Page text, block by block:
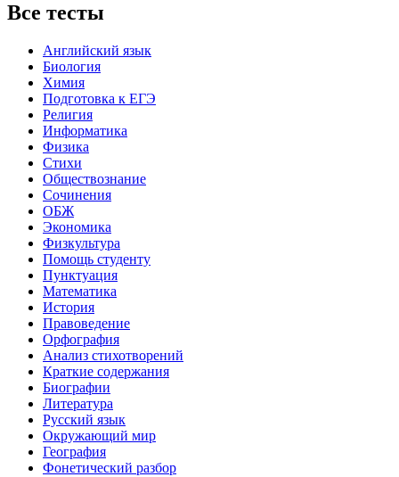
Все тесты
Английский язык
Биология
Химия
Подготовка к ЕГЭ
Религия
Информатика
Физика
Стихи
Обществознание
Сочинения
ОБЖ
Экономика
Физкультура
Помощь студенту
Пунктуация
Математика
История
Правоведение
Орфография
Анализ стихотворений
Краткие содержания
Биографии
Литература
Русский язык
Окружающий мир
География
Фонетический разбор